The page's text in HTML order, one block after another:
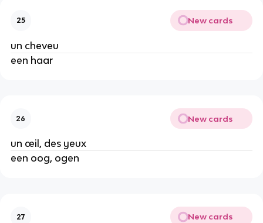
25 New cards
un cheveu
een haar
26 New cards
un œil, des yeux
een oog, ogen
27 New cards